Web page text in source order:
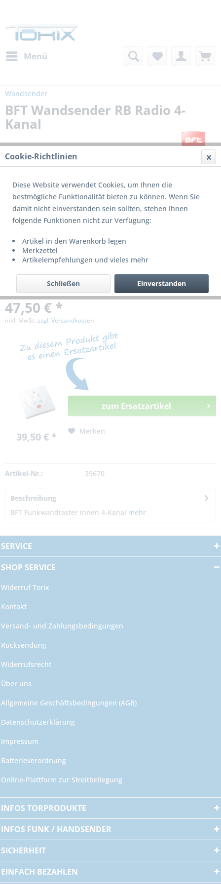
Menü
Wandsender
BFT Wandsender RB Radio 4-
Kanal
Dieses Produkt wird nicht mehr produziert
bzw. ist nicht mehr lieferbar!
47,50 € *
inkl. MwSt. zzgl. Versandkosten
39,50 € *
zum Ersatzartikel
Merken
Artikel-Nr.: 39670
Beschreibung
BFT Funkwandtaster innen 4-Kanal mehr
SERVICE
SHOP SERVICE
Widerruf Torix
Kontakt
Versand- und Zahlungsbedingungen
Rücksendung
Widerrufsrecht
Über uns
Allgemeine Geschäftsbedingungen (AGB)
Datenschutzerklärung
Impressum
Batterieverordnung
Online-Plattform zur Streitbeilegung
INFOS TORPRODUKTE
INFOS FUNK / HANDSENDER
SICHERHEIT
EINFACH BEZAHLEN
Cookie-Richtlinien
Diese Website verwendet Cookies, um Ihnen die
bestmögliche Funktionalität bieten zu können. Wenn Sie
damit nicht einverstanden sein sollten, stehen Ihnen
folgende Funktionen nicht zur Verfügung:
Artikel in den Warenkorb legen
Merkzettel
Artikelempfehlungen und vieles mehr
Einverstanden
Schließen